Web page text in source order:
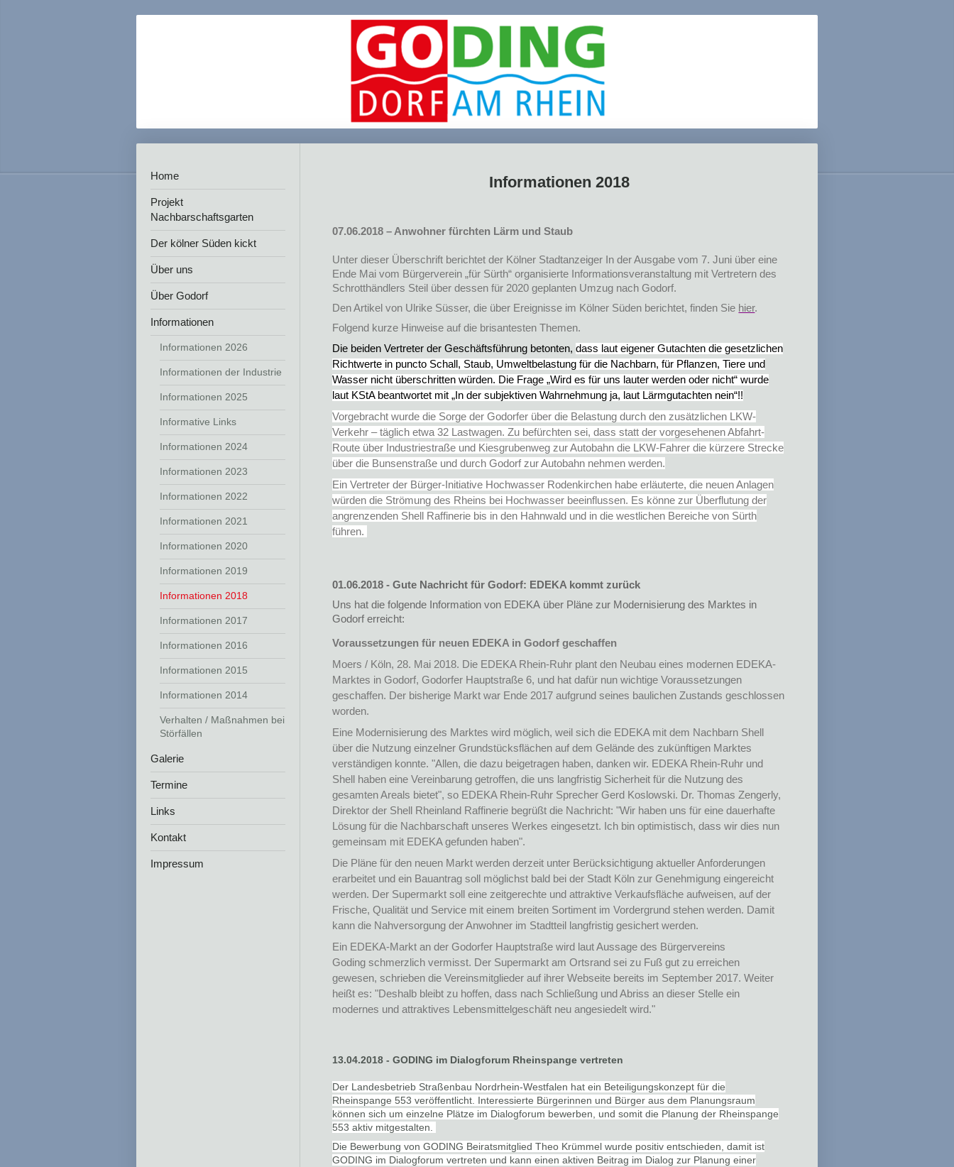
Home
Projekt
Nachbarschaftsgarten
Der kölner Süden kickt
Über uns
Über Godorf
Informationen
Informationen 2026
Informationen der Industrie
Informationen 2025
Informative Links
Informationen 2024
Informationen 2023
Informationen 2022
Informationen 2021
Informationen 2020
Informationen 2019
Informationen 2018
Informationen 2017
Informationen 2016
Informationen 2015
Informationen 2014
Verhalten / Maßnahmen bei
Störfällen
Galerie
Termine
Links
Kontakt
Impressum
Informationen 2018
07.06.2018 – Anwohner fürchten Lärm und Staub
Unter dieser Überschrift berichtet der Kölner Stadtanzeiger In der Ausgabe vom 7. Juni über eine
Ende Mai vom Bürgerverein „für Sürth“ organisierte Informationsveranstaltung mit Vertretern des
Schrotthändlers Steil über dessen für 2020 geplanten Umzug nach Godorf.
Den Artikel von Ulrike Süsser, die über Ereignisse im Kölner Süden berichtet, finden Sie hier.
Folgend kurze Hinweise auf die brisantesten Themen.
Die beiden Vertreter der Geschäftsführung betonten,dass laut eigener Gutachten die gesetzlichen
Richtwerte in puncto Schall, Staub, Umweltbelastung für die Nachbarn, für Pflanzen, Tiere und
Wasser nicht überschritten würden. Die Frage „Wird es für uns lauter werden oder nicht“ wurde
laut KStA beantwortet mit „In der subjektiven Wahrnehmung ja, laut Lärmgutachten nein“!!
Vorgebracht wurde die Sorge der Godorfer über die Belastung durch den zusätzlichen LKW-
Verkehr – täglich etwa 32 Lastwagen. Zu befürchten sei, dass statt der vorgesehenen Abfahrt-
Route über Industriestraße und Kiesgrubenweg zur Autobahn die LKW-Fahrer die kürzere Strecke
über die Bunsenstraße und durch Godorf zur Autobahn nehmen werden.
Ein Vertreter der Bürger-Initiative Hochwasser Rodenkirchen habe erläuterte, die neuen Anlagen
würden die Strömung des Rheins bei Hochwasser beeinflussen. Es könne zur Überflutung der
angrenzenden Shell Raffinerie bis in den Hahnwald und in die westlichen Bereiche von Sürth
führen.
01.06.2018 - Gute Nachricht für Godorf: EDEKA kommt zurück
Uns hat die folgende Information von EDEKA über Pläne zur Modernisierung des Marktes in
Godorf erreicht:
Voraussetzungen für neuen EDEKA in Godorf geschaffen
Moers / Köln, 28. Mai 2018. Die EDEKA Rhein-Ruhr plant den Neubau eines modernen EDEKA-
Marktes in Godorf, Godorfer Hauptstraße 6, und hat dafür nun wichtige Voraussetzungen
geschaffen. Der bisherige Markt war Ende 2017 aufgrund seines baulichen Zustands geschlossen
worden.
Eine Modernisierung des Marktes wird möglich, weil sich die EDEKA mit dem Nachbarn Shell
über die Nutzung einzelner Grundstücksflächen auf dem Gelände des zukünftigen Marktes
verständigen konnte. "Allen, die dazu beigetragen haben, danken wir. EDEKA Rhein-Ruhr und
Shell haben eine Vereinbarung getroffen, die uns langfristig Sicherheit für die Nutzung des
gesamten Areals bietet", so EDEKA Rhein-Ruhr Sprecher Gerd Koslowski. Dr. Thomas Zengerly,
Direktor der Shell Rheinland Raffinerie begrüßt die Nachricht: "Wir haben uns für eine dauerhafte
Lösung für die Nachbarschaft unseres Werkes eingesetzt. Ich bin optimistisch, dass wir dies nun
gemeinsam mit EDEKA gefunden haben".
Die Pläne für den neuen Markt werden derzeit unter Berücksichtigung aktueller Anforderungen
erarbeitet und ein Bauantrag soll möglichst bald bei der Stadt Köln zur Genehmigung eingereicht
werden. Der Supermarkt soll eine zeitgerechte und attraktive Verkaufsfläche aufweisen, auf der
Frische, Qualität und Service mit einem breiten Sortiment im Vordergrund stehen werden. Damit
kann die Nahversorgung der Anwohner im Stadtteil langfristig gesichert werden.
Ein EDEKA-Markt an der Godorfer Hauptstraße wird laut Aussage des Bürgervereins
Goding schmerzlich vermisst. Der Supermarkt am Ortsrand sei zu Fuß gut zu erreichen
gewesen, schrieben die Vereinsmitglieder auf ihrer Webseite bereits im September 2017. Weiter
heißt es: "Deshalb bleibt zu hoffen, dass nach Schließung und Abriss an dieser Stelle ein
modernes und attraktives Lebensmittelgeschäft neu angesiedelt wird."
13.04.2018 - GODING im Dialogforum Rheinspange vertreten
Der Landesbetrieb Straßenbau Nordrhein-Westfalen hat ein Beteiligungskonzept für die
Rheinspange 553 veröffentlicht. Interessierte Bürgerinnen und Bürger aus dem Planungsraum
können sich um einzelne Plätze im Dialogforum bewerben, und somit die Planung der Rheinspange
553 aktiv mitgestalten.
Die Bewerbung von GODING Beiratsmitglied Theo Krümmel wurde positiv entschieden, damit ist
GODING im Dialogforum vertreten und kann einen aktiven Beitrag im Dialog zur Planung einer